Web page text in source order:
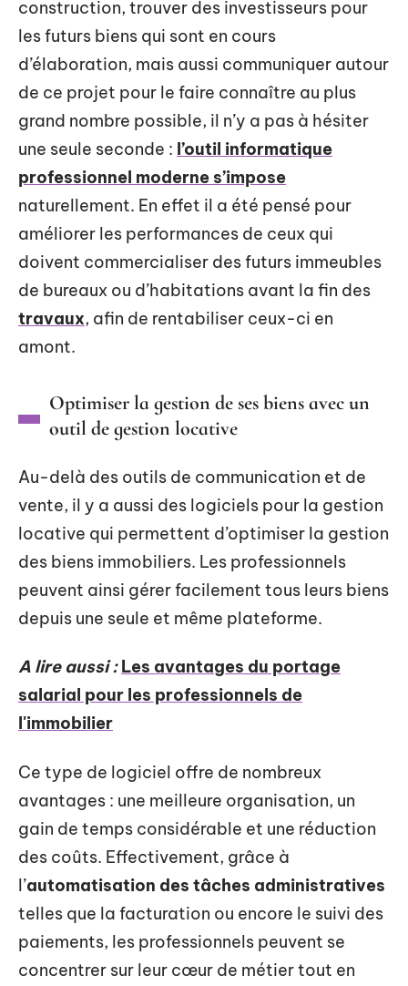
construction, trouver des investisseurs pour
les futurs biens qui sont en cours
d’élaboration, mais aussi communiquer autour
de ce projet pour le faire connaître au plus
grand nombre possible, il n’y a pas à hésiter
une seule seconde : l’outil informatique
professionnel moderne s’impose
naturellement. En effet il a été pensé pour
améliorer les performances de ceux qui
doivent commercialiser des futurs immeubles
de bureaux ou d’habitations avant la fin des
travaux, afin de rentabiliser ceux-ci en
amont.
Optimiser la gestion de ses biens avec un
outil de gestion locative
Au-delà des outils de communication et de
vente, il y a aussi des logiciels pour la gestion
locative qui permettent d’optimiser la gestion
des biens immobiliers. Les professionnels
peuvent ainsi gérer facilement tous leurs biens
depuis une seule et même plateforme.
A lire aussi : Les avantages du portage
salarial pour les professionnels de
l'immobilier
Ce type de logiciel offre de nombreux
avantages : une meilleure organisation, un
gain de temps considérable et une réduction
des coûts. Effectivement, grâce à
l’automatisation des tâches administratives
telles que la facturation ou encore le suivi des
paiements, les professionnels peuvent se
concentrer sur leur cœur de métier tout en